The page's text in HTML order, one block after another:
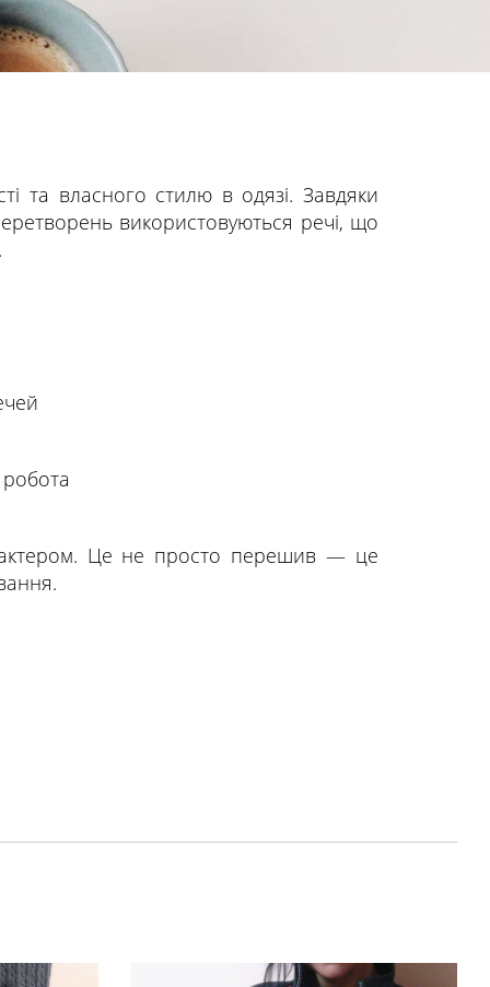
та власного стилю в одязі. Завдяки
використовуються речі, що
Це не просто перешив — це